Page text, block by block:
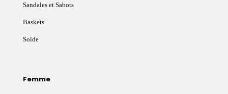
Sandales et Sabots
Baskets
Solde
Femme